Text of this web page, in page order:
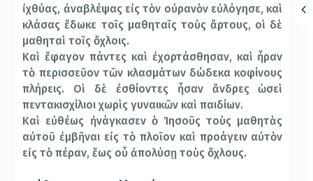
ἰχθύας, ἀναβλέψας εἰς τὸν οὐρανὸν εὐλόγησε, καὶ
κλάσας ἔδωκε τοῖς μαθηταῖς τοὺς ἄρτους, οἱ δὲ
μαθηταὶ τοῖς ὄχλοις.
Καὶ ἔφαγον πάντες καὶ ἐχορτάσθησαν, καὶ ἦραν
τὸ περισσεῦον τῶν κλασμάτων δώδεκα κοφίνους
πλήρεις. Οἱ δὲ ἐσθίοντες ἦσαν ἄνδρες ὡσεὶ
πεντακισχίλιοι χωρὶς γυναικῶν καὶ παιδίων.
Καὶ εὐθέως ἠνάγκασεν ὁ Ἰησοῦς τοὺς μαθητὰς
αὐτοῦ ἐμβῆναι εἰς τὸ πλοῖον καὶ προάγειν αὐτὸν
εἰς τὸ πέραν, ἕως οὗ ἀπολύσῃ τοὺς ὄχλους.